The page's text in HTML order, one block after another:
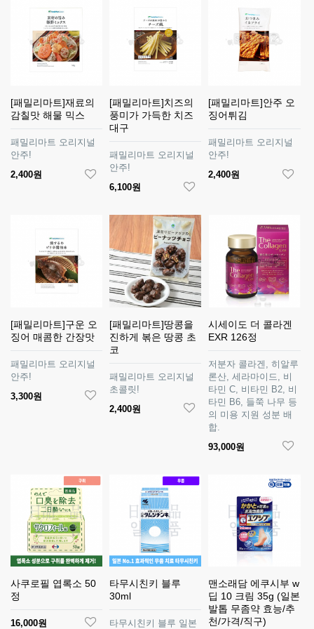
[패밀리마트]재료의
감칠맛 해물 믹스
패밀리마트 오리지널
안주!
2,400원
[패밀리마트]치즈의
풍미가 가득한 치즈
대구
패밀리마트 오리지널
안주!
6,100원
[패밀리마트]안주 오
징어튀김
패밀리마트 오리지널
안주!
2,400원
[패밀리마트]구운 오
징어 매콤한 간장맛
패밀리마트 오리지널
안주!
3,300원
[패밀리마트]땅콩을
진하게 볶은 땅콩 초
코
패밀리마트 오리지널
초콜릿!
2,400원
시세이도 더 콜라겐
EXR 126정
저분자 콜라겐, 히알루
론산, 세라마이드, 비
타민 C, 비타민 B2, 비
타민 B6, 들쭉 나무 등
의 미용 지원 성분 배
합.
93,000원
사쿠로필 엽록소 50
정
16,000원
타무시친키 블루
30ml
타무시친키 블루 일본
맨소래담 에쿠시부 w
딥 10 크림 35g (일본
발톱 무좀약 효능/추
천/가격/직구)